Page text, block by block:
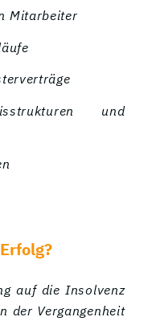
Mitarbeiter
und
auf die Insolvenz
der Vergangenheit